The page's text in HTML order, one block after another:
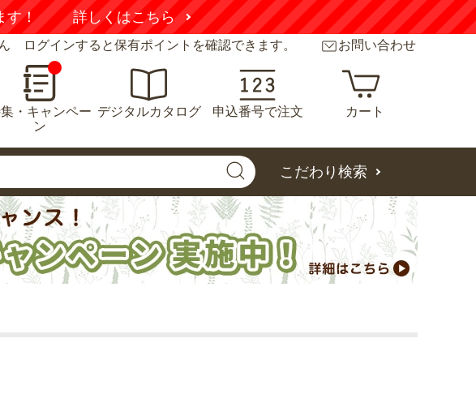
す！ 詳しくはこちら
ログインすると保有ポイントを確認できます。 お問い合わせ
・キャンペー
ン
デジタルカタログ 申込番号で注文 カート
こだわり検索